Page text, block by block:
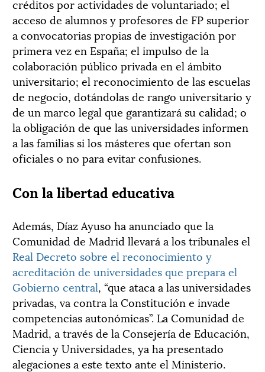
créditos por actividades de voluntariado; el
acceso de alumnos y profesores de FP superior
a convocatorias propias de investigación por
primera vez en España; el impulso de la
colaboración público privada en el ámbito
universitario; el reconocimiento de las escuelas
de negocio, dotándolas de rango universitario y
de un marco legal que garantizará su calidad; o
la obligación de que las universidades informen
a las familias si los másteres que ofertan son
oficiales o no para evitar confusiones.
Con la libertad educativa
Además, Díaz Ayuso ha anunciado que la
Comunidad de Madrid llevará a los tribunales el
Real Decreto sobre el reconocimiento y
acreditación de universidades que prepara el
Gobierno central, “que ataca a las universidades
privadas, va contra la Constitución e invade
competencias autonómicas”. La Comunidad de
Madrid, a través de la Consejería de Educación,
Ciencia y Universidades, ya ha presentado
alegaciones a este texto ante el Ministerio.